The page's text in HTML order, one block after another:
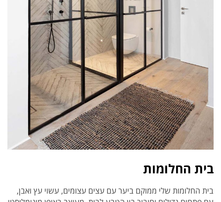
בית החלומות
בית החלומות שלי ממוקם ביער עם עצים עצומים, עשוי עץ ואבן,